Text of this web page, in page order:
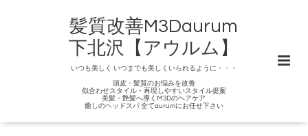
髪質改善M3Daurum
下北沢【アウルム】
いつも美しく いつまでも美しくいられるように・・・
頭皮・髪質のお悩みを改善
似合わせスタイル・再現しやすいスタイル提案
美髪・艶髪へ導くM3Dのヘアケア
癒しのヘッドスパ 全てaurumにお任せ下さい